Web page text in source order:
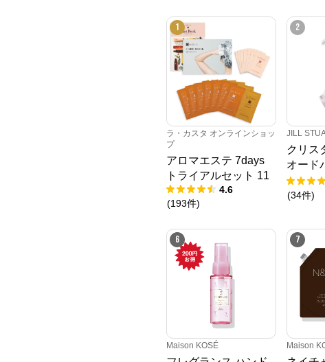
1
ラ・カスタ オンラインショッ
プ
アロマエステ 7days
トライアルセット 11
4.6
(193件)
2
JILL
クリス
オード
レスド
(34件)
6
Maison KOSÉ
7
Maison